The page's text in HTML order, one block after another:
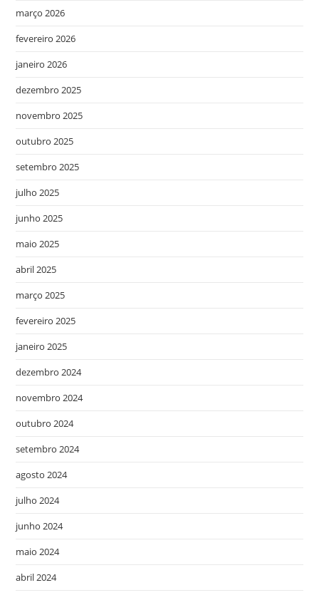
março 2026
fevereiro 2026
janeiro 2026
dezembro 2025
novembro 2025
outubro 2025
setembro 2025
julho 2025
junho 2025
maio 2025
abril 2025
março 2025
fevereiro 2025
janeiro 2025
dezembro 2024
novembro 2024
outubro 2024
setembro 2024
agosto 2024
julho 2024
junho 2024
maio 2024
abril 2024